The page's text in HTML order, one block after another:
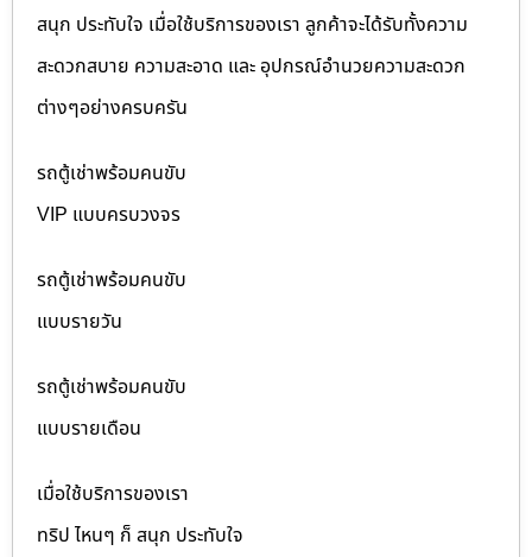
สนุก ประทับใจ เมื่อใช้บริการของเรา ลูกค้าจะได้รับทั้งความ
สะดวกสบาย ความสะอาด และ อุปกรณ์อำนวยความสะดวก
ต่างๆอย่างครบครัน
รถตู้เช่าพร้อมคนขับ
VIP แบบครบวงจร
รถตู้เช่าพร้อมคนขับ
แบบรายวัน
รถตู้เช่าพร้อมคนขับ
แบบรายเดือน
เมื่อใช้บริการของเรา
ทริป ไหนๆ ก็ สนุก ประทับใจ